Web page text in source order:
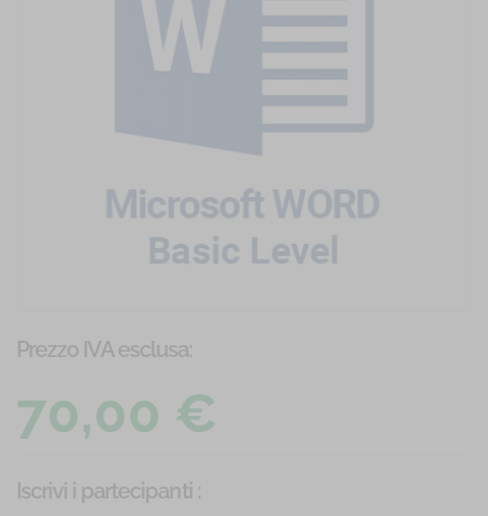
Prezzo IVA esclusa:
70,00 €
Iscrivi i partecipanti :